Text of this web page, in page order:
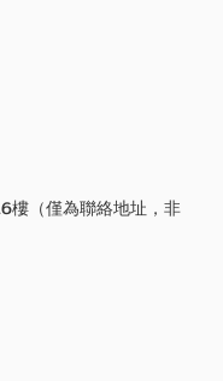
樓（僅為聯絡地址，非